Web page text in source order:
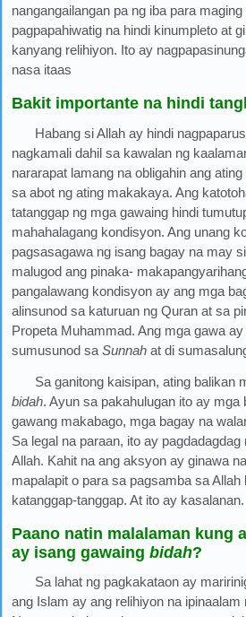
nangangailangan pa ng iba para
pagpapahiwatig na hindi kinumpleto at
kanyang relihiyon. Ito ay
nasa itaas
Bakit importante na hindi
Habang si Allah ay hindi
nagkamali dahil sa kawalan ng
nararapat lamang na obligahin ang
sa abot ng ating makakaya. Ang
tatanggap ng mga gawaing hindi
mahahalagang kondisyon. Ang unang
pagsasagawa ng isang bagay na may
malugod ang pinaka-
pangalawang kondisyon ay ang mga
alinsunod sa katuruan ng Quran at sa
Propeta Muhammad. Ang mga gawa
sumusunod sa Sunnah at di
Sa ganitong kaisipan, ating balikan
bidah. Ayun sa pakahulugan ito ay mga
gawang makabago, mga bagay na
Sa legal na paraan, ito ay pagdadagdag
Allah. Kahit na ang aksyon ay ginawa
mapalapit o para sa pagsamba sa Allah
katanggap-tanggap. At ito ay kasalanan.
Paano natin malalaman kung
ay isang gawaing bidah?
Sa lahat ng pagkakataon ay
ang Islam ay ang relihiyon na ipinaalam